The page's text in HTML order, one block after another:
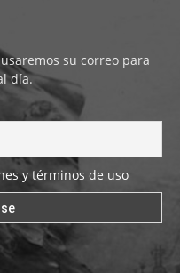
su correo para
día.
y términos de uso